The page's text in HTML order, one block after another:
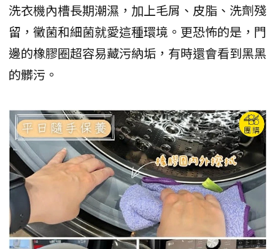
洗衣機內槽長期潮濕，加上毛屑、皮脂、洗劑殘
留，黴菌和細菌就愛這種環境。更恐怖的是，門
邊的橡膠圈超容易藏污納垢，有時還會看到黑黑
的髒污。